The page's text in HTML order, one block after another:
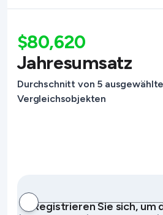
$80,620
Jahresumsatz
Durchschnitt von 5
Vergleichsobjekten
Registrieren Sie sich, um